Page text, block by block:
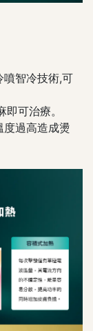
噴智冷技術,可
可治療。
度過高造成燙